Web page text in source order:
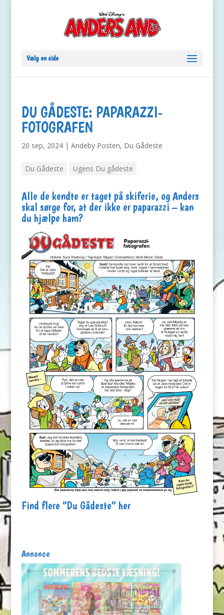
Vælg en side
DU GÅDESTE: PAPARAZZI-
FOTOGRAFEN
20 sep, 2024| Andeby Posten, Du Gådeste
Du Gådeste Ugens Du gådeste
Alle de kendte er taget på skiferie, og Anders
skal sørge for, at der ikke er paparazzi – kan
du hjælpe ham?
Find flere “Du Gådeste” her
Annonce